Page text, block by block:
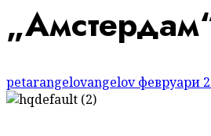
petarangelovangelovфевруари